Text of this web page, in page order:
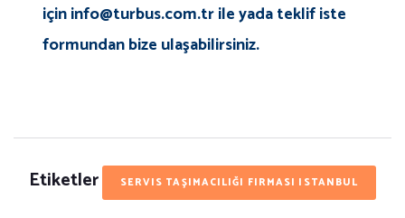
için info@turbus.com.tr ile yada teklif iste
formundan bize ulaşabilirsiniz.
Etiketler SERVIS TAŞIMACILIĞI FIRMASI ISTANBUL